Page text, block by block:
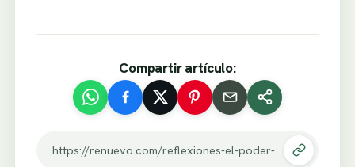
Compartir artículo:
https://renuevo.com/reflexiones-el-poder-de-tus-palabras.html